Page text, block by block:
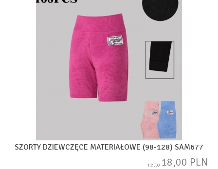
SZORTY DZIEWCZĘCE MATERIAŁOWE (98-128) SAM677
netto 18,00 PLN